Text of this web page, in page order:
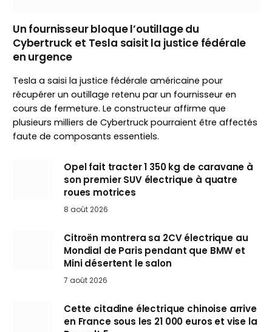
Un fournisseur bloque l’outillage du
Cybertruck et Tesla saisit la justice fédérale
en urgence
Tesla a saisi la justice fédérale américaine pour
récupérer un outillage retenu par un fournisseur en
cours de fermeture. Le constructeur affirme que
plusieurs milliers de Cybertruck pourraient être affectés
faute de composants essentiels.
Opel fait tracter 1 350 kg de caravane à
son premier SUV électrique à quatre
roues motrices
8 août 2026
Citroën montrera sa 2CV électrique au
Mondial de Paris pendant que BMW et
Mini désertent le salon
7 août 2026
Cette citadine électrique chinoise arrive
en France sous les 21 000 euros et vise la